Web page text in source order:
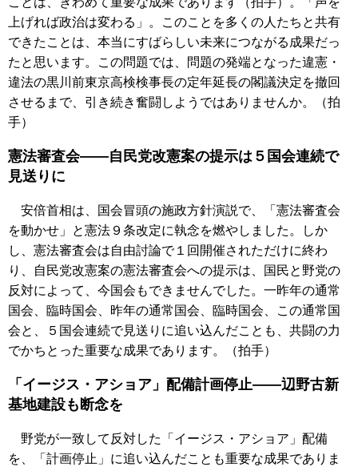
上げれば政治は変わる」。このことを多くの人たちと共有
できたことは、本当にすばらしい未来につながる成果だっ
たと思います。この問題では、問題の発端となった違憲・
違法の黒川前東京高検検事長の定年延長の閣議決定を撤回
させるまで、引き続き奮闘しようではありませんか。（拍
手）
憲法審査会――自民党改憲案の提示は５国会連続で
見送りに
安倍首相は、国会冒頭の施政方針演説で、「憲法審査会
を動かせ」と憲法９条改定に執念を燃やしました。しか
し、憲法審査会は自由討論で１回開催されただけに終わ
り、自民党改憲案の憲法審査会への提示は、国民と野党の
反対によって、今国会もできませんでした。一昨年の通常
国会、臨時国会、昨年の通常国会、臨時国会、この通常国
会と、５国会連続で見送りに追い込んだことも、共闘の力
でかちとった重要な成果であります。（拍手）
「イージス・アショア」配備計画停止――辺野古新
基地建設も断念を
野党が一致して反対した「イージス・アショア」配備
を、「計画停止」に追い込んだことも重要な成果でありま